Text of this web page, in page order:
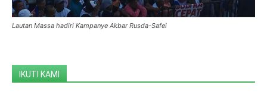
Lautan Massa hadiri Kampanye Akbar Rusda-Safei
IKUTI KAMI